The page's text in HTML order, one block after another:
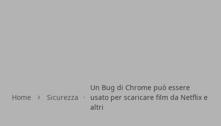
Home Sicurezza
Un Bug di Chrome può essere
usato per scaricare film da Netflix e
altri